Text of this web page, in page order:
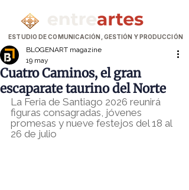
ESTUDIO DE COMUNICACIÓN, GESTIÓN Y PRODUCCIÓN
Cuatro Caminos, el gran
escaparate taurino del Norte
BLOGENART magazine
19 may
La Feria de Santiago 2026 reunirá
figuras consagradas, jóvenes
promesas y nueve festejos del 18 al
26 de julio